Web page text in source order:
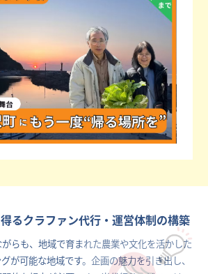
るクラファン代行・運営体制の構築
らも、地域で育まれた農業や文化を活かした
が可能な地域です。企画の魅力を引き出し、